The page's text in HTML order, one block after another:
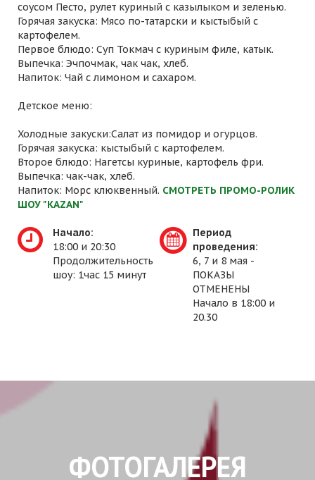
соусом Песто, рулет куриный с казылыком и зеленью.
Горячая закуска: Мясо по-татарски и кыстыбый с
картофелем.
Первое блюдо: Суп Токмач с куриным филе, катык.
Выпечка: Эчпочмак, чак чак, хлеб.
Напиток: Чай с лимоном и сахаром.
Детское меню:
Холодные закуски:Салат из помидор и огурцов.
Горячая закуска: кыстыбый с картофелем.
Второе блюдо: Нагетсы куриные, картофель фри.
Выпечка: чак-чак, хлеб.
Напиток: Морс клюквенный. СМОТРЕТЬ ПРОМО-РОЛИК
ШОУ "KAZAN"
Начало:
18:00 и 20:30
Продолжительность
шоу: 1час 15 минут
Период
проведения:
6, 7 и 8 мая -
ПОКАЗЫ
ОТМЕНЕНЫ
Начало в 18:00 и
20.30
ФОТОГАЛЕРЕЯ